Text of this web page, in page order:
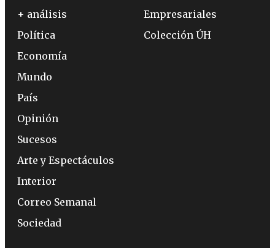
+ análisis
Política
Economía
Mundo
País
Opinión
Sucesos
Arte y Espectáculos
Interior
Correo Semanal
Sociedad
Empresariales
Colección ÚH